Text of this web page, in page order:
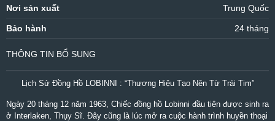
Nơi sản xuất Trung Quốc
Bảo hành 24 tháng
THÔNG TIN BỔ SUNG
Lịch Sử Đồng Hồ LOBINNI : “Thương Hiệu Tạo Nên Từ Trái Tim”
Ngày 20 tháng 12 năm 1963, Chiếc đồng hồ Lobinni đầu tiên được sinh ra
ở Interlaken, Thụy Sĩ. Đây cũng là lúc mở ra cuộc hành trình huyền thoại